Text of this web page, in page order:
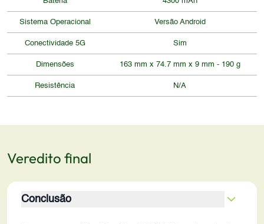
Sistema Operacional Versão Android
Conectividade 5G Sim
Dimensões 163 mm x 74.7 mm x 9 mm - 190 g
Resistência N/A
Veredito final
Conclusão